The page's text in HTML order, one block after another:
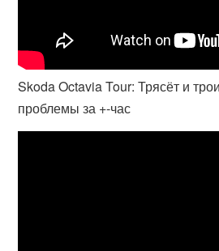
Skoda Octavia Tour: Трясёт и
проблемы за +-час